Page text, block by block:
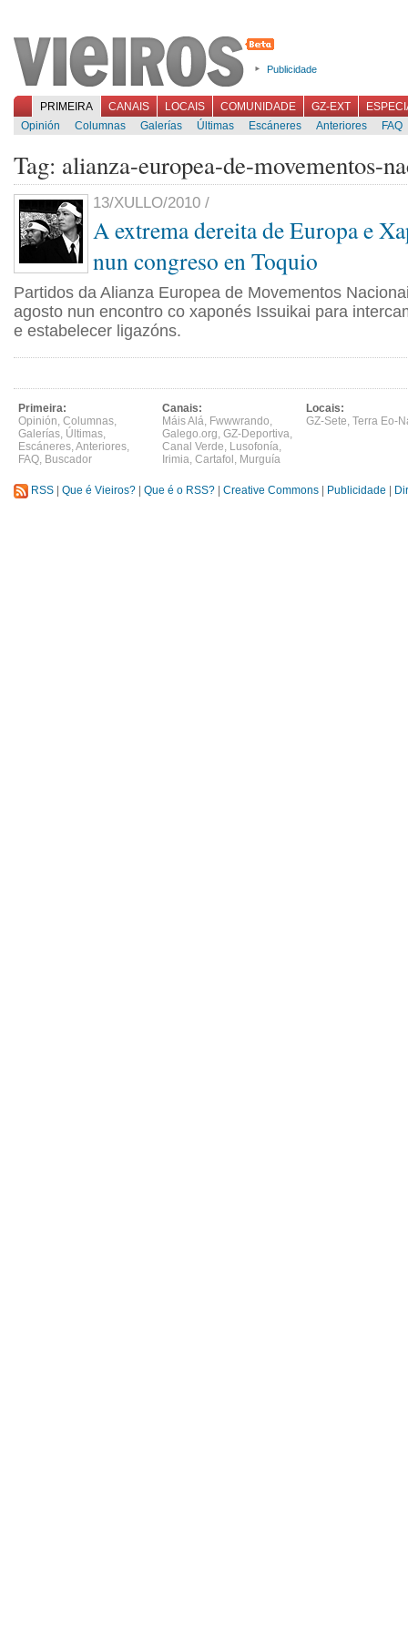
Publicidade
PRIMEIRA CANAIS LOCAIS COMUNIDADE GZ-EXT
Opinión
Columnas Galerías Últimas Escáneres Anteriores FAQ
Tag: alianza-europea-de-movementos-
13/XULLO/2010 /
A extrema dereita de Europa e
nun congreso en Toquio
Partidos da Alianza Europea de Movementos
agosto nun encontro co xaponés Issuikai para
e estabelecer ligazóns.
Primeira:
Opinión, Columnas,
Galerías, Últimas,
Escáneres,Anteriores,
FAQ, Buscador
Canais:
Máis Alá, Fwwwrando,
Galego.org, GZ-Deportiva,
Canal Verde, Lusofonía,
Irimia, Cartafol , Murguía
Locais:
GZ-Sete, Terra Eo-
RSS Que é Vieiros? Que é o RSS? Creative Commons Publicidade